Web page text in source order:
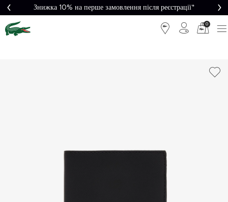
Знижка 10% на перше замовлення після реєстрації*
0